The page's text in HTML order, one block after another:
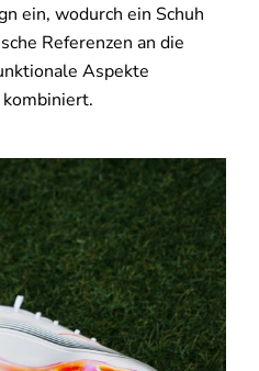
ein, wodurch ein Schuh
Referenzen an die
Aspekte